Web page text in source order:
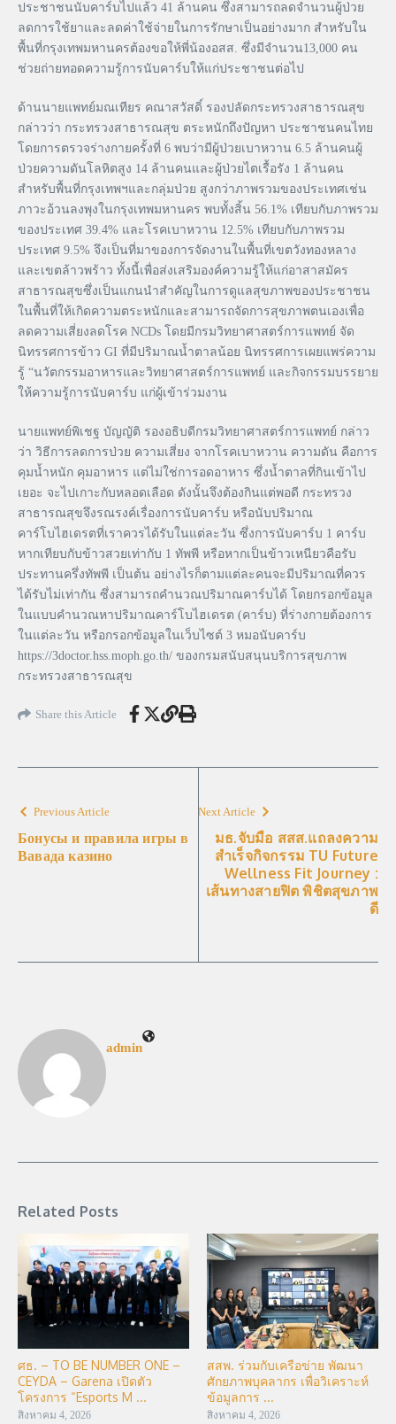
ประชาชนนับคาร์บไปแล้ว 41 ล้านคน ซึ่งสามารถลดจำนวนผู้ป่วย
ลดการใช้ยาและลดค่าใช้จ่ายในการรักษาเป็นอย่างมาก สำหรับใน
พื้นที่กรุงเทพมหานครต้องขอให้พี่น้องอสส. ซึ่งมีจำนวน13,000 คน
ช่วยถ่ายทอดความรู้การนับคาร์บให้แก่ประชาชนต่อไป
ด้านนายแพทย์มณเทียร คณาสวัสดิ์ รองปลัดกระทรวงสาธารณสุข
กล่าวว่า กระทรวงสาธารณสุข ตระหนักถึงปัญหา ประชาชนคนไทย
โดยการตรวจร่างกายครั้งที่ 6 พบว่ามีผู้ป่วยเบาหวาน 6.5 ล้านคนผู้
ป่วยความดันโลหิตสูง 14 ล้านคนและผู้ป่วยไตเรื้อรัง 1 ล้านคน
สำหรับพื้นที่กรุงเทพฯและกลุ่มป่วย สูงกว่าภาพรวมของประเทศเช่น
ภาวะอ้วนลงพุงในกรุงเทพมหานคร พบทั้งสิ้น 56.1% เทียบกับภาพรวม
ของประเทศ 39.4% และโรคเบาหวาน 12.5% เทียบกับภาพรวม
ประเทศ 9.5% จึงเป็นที่มาของการจัดงานในพื้นที่เขตวังทองหลาง
และเขตล้าวพร้าว ทั้งนี้เพื่อส่งเสริมองค์ความรู้ให้แก่อาสาสมัคร
สาธารณสุขซึ่งเป็นแกนนำสำคัญในการดูแลสุขภาพของประชาชน
ในพื้นที่ให้เกิดความตระหนักและสามารถจัดการสุขภาพตนเองเพื่อ
ลดความเสี่ยงลดโรค NCDs โดยมีกรมวิทยาศาสตร์การแพทย์ จัด
นิทรรศการข้าว GI ที่มีปริมาณน้ำตาลน้อย นิทรรศการเผยแพร่ความ
รู้ “นวัตกรรมอาหารและวิทยาศาสตร์การแพทย์ และกิจกรรมบรรยาย
ให้ความรู้การนับคาร์บ แก่ผู้เข้าร่วมงาน
นายแพทย์พิเชฐ บัญญัติ รองอธิบดีกรมวิทยาศาสตร์การแพทย์ กล่าว
ว่า วิธีการลดการป่วย ความเสี่ยง จากโรคเบาหวาน ความดัน คือการ
คุมน้ำหนัก คุมอาหาร แต่ไม่ใช่การอดอาหาร ซึ่งน้ำตาลที่กินเข้าไป
เยอะ จะไปเกาะกับหลอดเลือด ดังนั้นจึงต้องกินแต่พอดี กระทรวง
สาธารณสุขจึงรณรงค์เรื่องการนับคาร์บ หรือนับปริมาณ
คาร์โบไฮเดรตที่เราควรได้รับในแต่ละวัน ซึ่งการนับคาร์บ 1 คาร์บ
หากเทียบกับข้าวสวยเท่ากับ 1 ทัพพี หรือหากเป็นข้าวเหนียวคือรับ
ประทานครึ่งทัพพี เป็นต้น อย่างไรก็ตามแต่ละคนจะมีปริมาณที่ควร
ได้รับไม่เท่ากัน ซึ่งสามารถคำนวณปริมาณคาร์บได้ โดยกรอกข้อมูล
ในแบบคำนวณหาปริมาณคาร์โบไฮเดรต (คาร์บ) ที่ร่างกายต้องการ
ในแต่ละวัน หรือกรอกข้อมูลในเว็บไซต์ 3 หมอนับคาร์บ
https://3doctor.hss.moph.go.th/ ของกรมสนับสนุนบริการสุขภาพ
กระทรวงสาธารณสุข
Share this Article
Previous Article
Бонусы и правила игры в
Вавада казино
Next Article
มธ.จับมือ สสส.แถลงความ
สำเร็จกิจกรรม TU Future
Wellness Fit Journey :
เส้นทางสายฟิต พิชิตสุขภาพ
ดี
admin
Related Posts
ศธ. – TO BE NUMBER ONE –
CEYDA – Garena เปิดตัว
โครงการ “Esports M ...
สิงหาคม 4, 2026
สสพ. ร่วมกับเครือข่าย พัฒนา
ศักยภาพบุคลากร เพื่อวิเคราะห์
ข้อมูลการ ...
สิงหาคม 4, 2026